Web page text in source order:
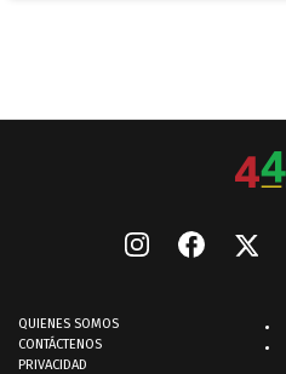
QUIENES SOMOS
CONTÁCTENOS
PRIVACIDAD